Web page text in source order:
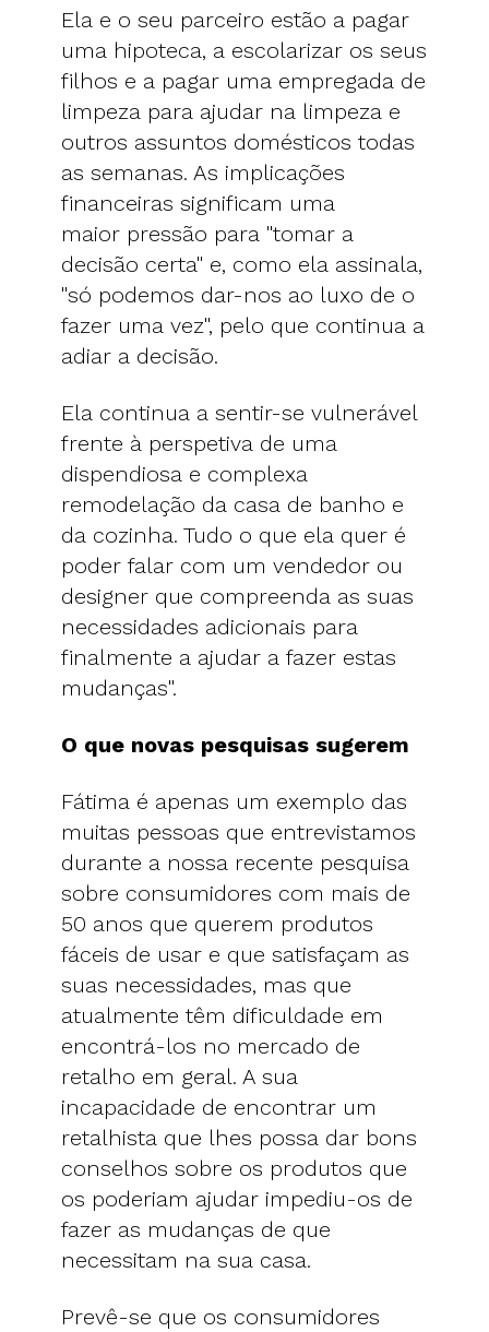
Ela e o seu parceiro estão a pagar
uma hipoteca, a escolarizar os seus
filhos e a pagar uma empregada de
limpeza para ajudar na limpeza e
outros assuntos domésticos todas
as semanas. As implicações
financeiras significam uma
maior pressão para "tomar a
decisão certa" e, como ela assinala,
"só podemos dar-nos ao luxo de o
fazer uma vez", pelo que continua a
adiar a decisão.
Ela continua a sentir-se vulnerável
frente à perspetiva de uma
dispendiosa e complexa
remodelação da casa de banho e
da cozinha. Tudo o que ela quer é
poder falar com um vendedor ou
designer que compreenda as suas
necessidades adicionais para
finalmente a ajudar a fazer estas
mudanças".
O que novas pesquisas sugerem
Fátima é apenas um exemplo das
muitas pessoas que entrevistamos
durante a nossa recente pesquisa
sobre consumidores com mais de
50 anos que querem produtos
fáceis de usar e que satisfaçam as
suas necessidades, mas que
atualmente têm dificuldade em
encontrá-los no mercado de
retalho em geral. A sua
incapacidade de encontrar um
retalhista que lhes possa dar bons
conselhos sobre os produtos que
os poderiam ajudar impediu-os de
fazer as mudanças de que
necessitam na sua casa.
Prevê-se que os consumidores